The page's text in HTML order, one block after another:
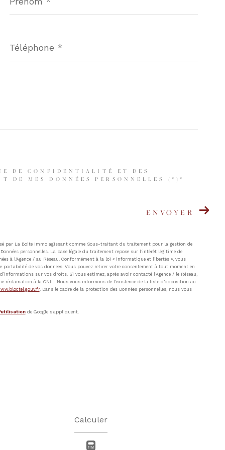
*
DE CONFIDENTIALITÉ ET DES
DE MES DONNÉES PERSONNELLES (*)*
ENVOYER
par La Boite Immo agissant comme Sous-traitant du traitement pour la gestion de
personnelles. La base légale du traitement repose sur l'intérêt légitime de
à l'Agence / au Réseau. Conformément à la loi « informatique et libertés », vous
de vos données. Vous pouvez retirer votre consentement à tout moment en
sur vos droits. Si vous estimez, après avoir contacté l'Agence / le Réseau,
réclamation à la CNIL. Nous vous informons de l’existence de la liste d'opposition au
. Dans le cadre de la protection des Données personnelles, nous vous
de Google s'appliquent.
Calculer